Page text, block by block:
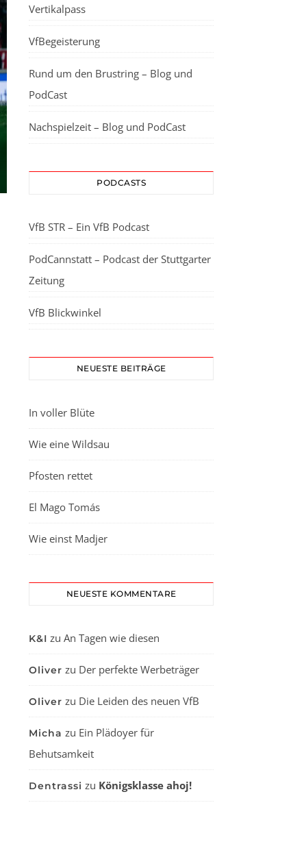
Vertikalpass
VfBegeisterung
Rund um den Brustring – Blog und
PodCast
Nachspielzeit – Blog und PodCast
PODCASTS
VfB STR – Ein VfB Podcast
PodCannstatt – Podcast der Stuttgarter
Zeitung
VfB Blickwinkel
NEUESTE BEITRÄGE
In voller Blüte
Wie eine Wildsau
Pfosten rettet
El Mago Tomás
Wie einst Madjer
NEUESTE KOMMENTARE
K&I zu An Tagen wie diesen
Oliver zu Der perfekte Werbeträger
Oliver zu Die Leiden des neuen VfB
Micha zu Ein Plädoyer für
Behutsamkeit
Dentrassi zu Königsklasse ahoj!